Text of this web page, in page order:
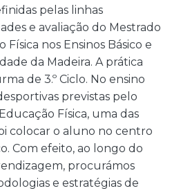
pelas linhas
e avaliação do Mestrado
nos Ensinos Básico e
da Madeira. A prática
de 3.º Ciclo. No ensino
previstas pelo
Física, uma das
colocar o aluno no centro
Com efeito, ao longo do
procurámos
e estratégias de